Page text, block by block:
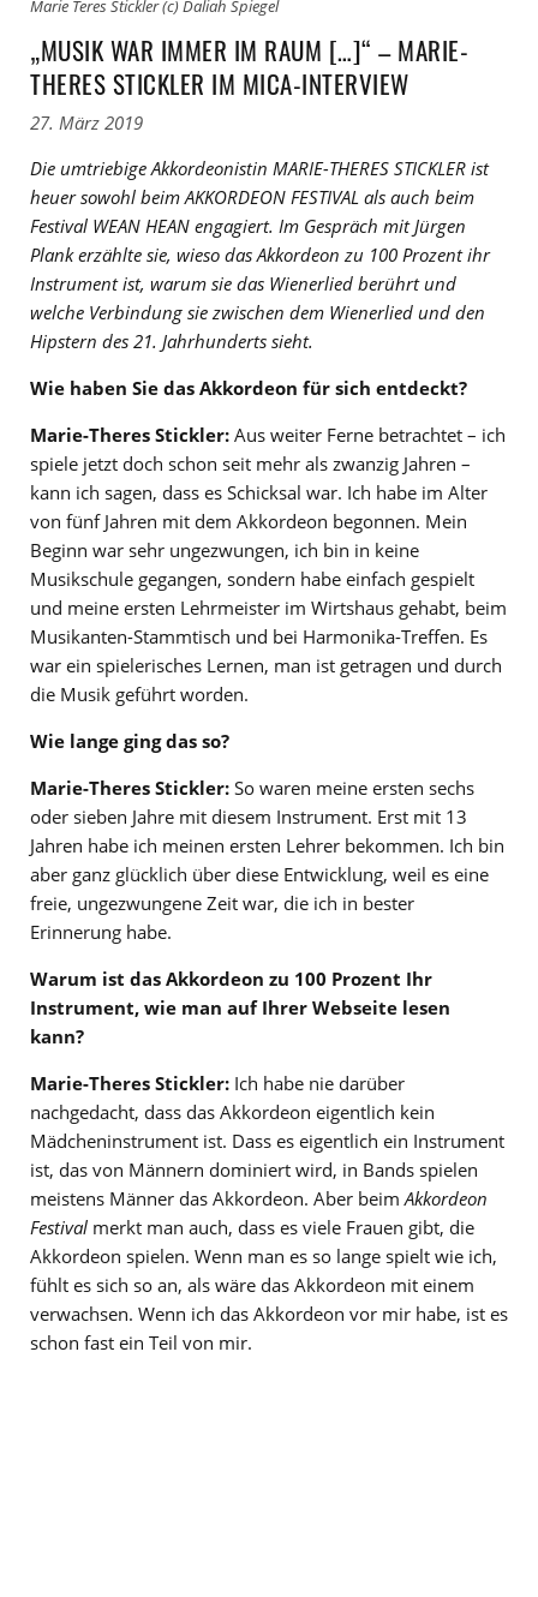
Marie Teres Stickler (c) Daliah Spiegel
„MUSIK WAR IMMER IM RAUM […]“ – MARIE-
THERES STICKLER IM MICA-INTERVIEW
27. März 2019
Die umtriebige Akkordeonistin MARIE-THERES STICKLER ist
heuer sowohl beim AKKORDEON FESTIVAL als auch beim
Festival WEAN HEAN engagiert. Im Gespräch mit Jürgen
Plank erzählte sie, wieso das Akkordeon zu 100 Prozent ihr
Instrument ist, warum sie das Wienerlied berührt und
welche Verbindung sie zwischen dem Wienerlied und den
Hipstern des 21. Jahrhunderts sieht.
Wie haben Sie das Akkordeon für sich entdeckt?
Marie-Theres Stickler: Aus weiter Ferne betrachtet – ich
spiele jetzt doch schon seit mehr als zwanzig Jahren –
kann ich sagen, dass es Schicksal war. Ich habe im Alter
von fünf Jahren mit dem Akkordeon begonnen. Mein
Beginn war sehr ungezwungen, ich bin in keine
Musikschule gegangen, sondern habe einfach gespielt
und meine ersten Lehrmeister im Wirtshaus gehabt, beim
Musikanten-Stammtisch und bei Harmonika-Treffen. Es
war ein spielerisches Lernen, man ist getragen und durch
die Musik geführt worden.
Wie lange ging das so?
Marie-Theres Stickler: So waren meine ersten sechs
oder sieben Jahre mit diesem Instrument. Erst mit 13
Jahren habe ich meinen ersten Lehrer bekommen. Ich bin
aber ganz glücklich über diese Entwicklung, weil es eine
freie, ungezwungene Zeit war, die ich in bester
Erinnerung habe.
Warum ist das Akkordeon zu 100 Prozent Ihr
Instrument, wie man auf Ihrer Webseite lesen
kann?
Marie-Theres Stickler: Ich habe nie darüber
nachgedacht, dass das Akkordeon eigentlich kein
Mädcheninstrument ist. Dass es eigentlich ein Instrument
ist, das von Männern dominiert wird, in Bands spielen
meistens Männer das Akkordeon. Aber beimAkkordeon
Festival merkt man auch, dass es viele Frauen gibt, die
Akkordeon spielen. Wenn man es so lange spielt wie ich,
fühlt es sich so an, als wäre das Akkordeon mit einem
verwachsen. Wenn ich das Akkordeon vor mir habe, ist es
schon fast ein Teil von mir.